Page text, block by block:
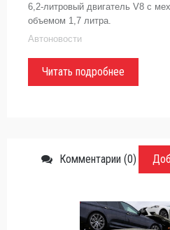
рублейКомпания Cadillac начала
«заряженную» версию седана
Cadillac / Chevrolet
Читать подробнее
Комментарии (0)